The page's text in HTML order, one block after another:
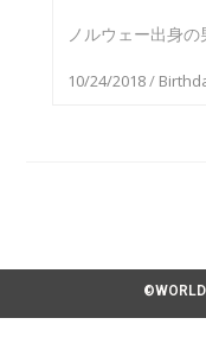
ノルウェー出身
10/24/2018/